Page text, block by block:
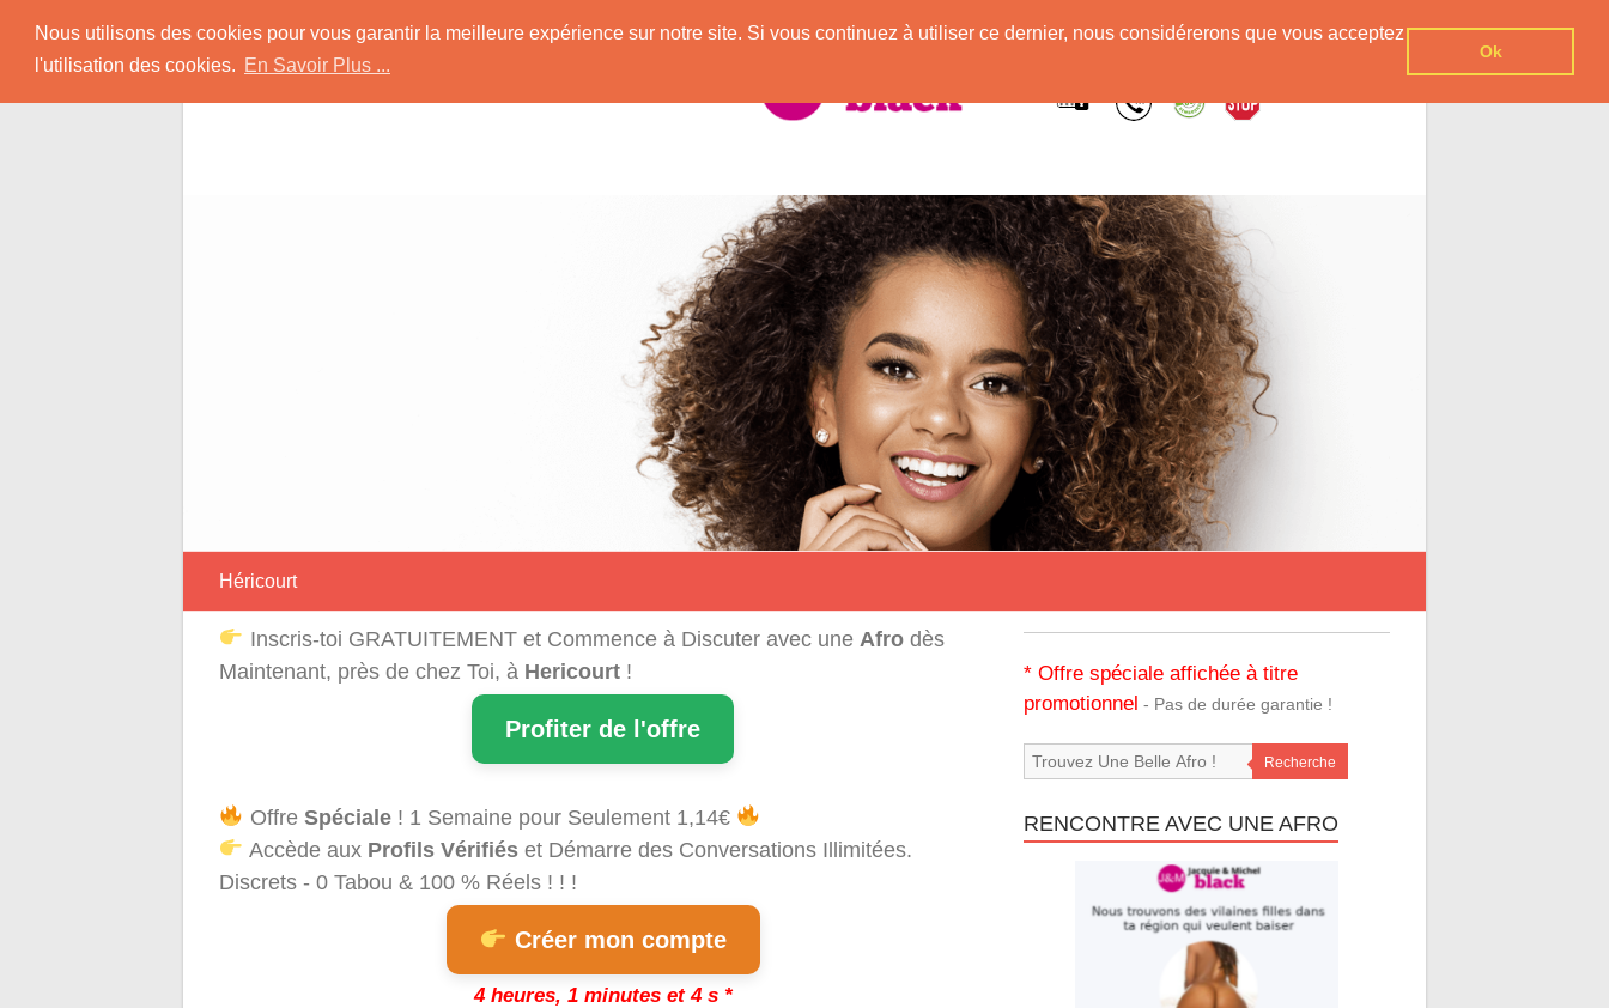
Nous utilisons des cookies pour vous garantir la meilleure expérience sur notre site. Si vous continuez à utiliser ce dernier, nous considérerons que vous acceptez
l'utilisation des cookies. En Savoir Plus ...
Ok
content
Rencontrer-Afro
Conseils pour des Rencontres Coquines avec des Afros !
Héricourt
Inscris-toi GRATUITEMENT et Commence à Discuter avec une Afrodès
Maintenant, près de chez Toi, à Hericourt !
Profiter de l'offre
Offre Spéciale! 1 Semaine pour Seulement 1,14€
Accède aux Profils Vérifiéset Démarre des Conversations Illimitées.
Discrets - 0 Tabou & 100 % Réels ! ! !
Créer mon compte
4 heures, 1 minutes et 3 s *
* Offre spéciale affichée à titre
promotionnel - Pas de durée garantie !
Recherche
RENCONTRE AVEC UNE AFRO